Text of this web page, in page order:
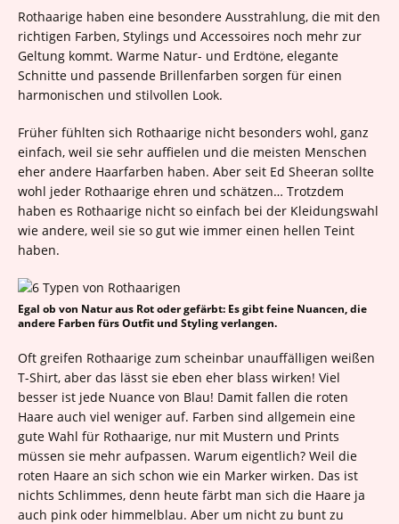
Rothaarige haben eine besondere Ausstrahlung, die mit den
richtigen Farben, Stylings und Accessoires noch mehr zur
Geltung kommt. Warme Natur- und Erdtöne, elegante
Schnitte und passende Brillenfarben sorgen für einen
harmonischen und stilvollen Look.
Früher fühlten sich Rothaarige nicht besonders wohl, ganz
einfach, weil sie sehr auffielen und die meisten Menschen
eher andere Haarfarben haben. Aber seit Ed Sheeran sollte
wohl jeder Rothaarige ehren und schätzen… Trotzdem
haben es Rothaarige nicht so einfach bei der Kleidungswahl
wie andere, weil sie so gut wie immer einen hellen Teint
haben.
Egal ob von Natur aus Rot oder gefärbt: Es gibt feine Nuancen, die
andere Farben fürs Outfit und Styling verlangen.
Oft greifen Rothaarige zum scheinbar unauffälligen weißen
T-Shirt, aber das lässt sie eben eher blass wirken! Viel
besser ist jede Nuance von Blau! Damit fallen die roten
Haare auch viel weniger auf. Farben sind allgemein eine
gute Wahl für Rothaarige, nur mit Mustern und Prints
müssen sie mehr aufpassen. Warum eigentlich? Weil die
roten Haare an sich schon wie ein Marker wirken. Das ist
nichts Schlimmes, denn heute färbt man sich die Haare ja
auch pink oder himmelblau. Aber um nicht zu bunt zu